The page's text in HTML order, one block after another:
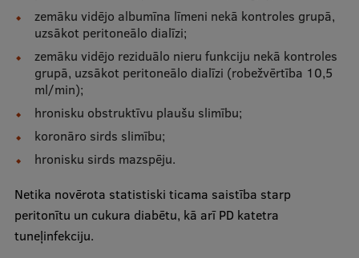
zemāku vidējo albumīna līmeni nekā kontroles grupā,
uzsākot peritoneālo dialīzi;
zemāku vidējo reziduālo nieru funkciju nekā kontroles
grupā, uzsākot peritoneālo dialīzi (robežvērtība 10,5
ml/min);
hronisku obstruktīvu plaušu slimību;
koronāro sirds slimību;
hronisku sirds mazspēju.
Netika novērota statistiski ticama saistība starp
peritonītu un cukura diabētu, kā arī PD katetra
tuneļinfekciju.